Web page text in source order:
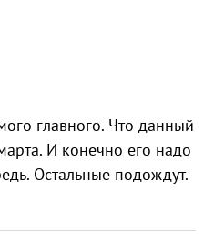
главного. Что данный
И конечно его надо
Остальные подождут.